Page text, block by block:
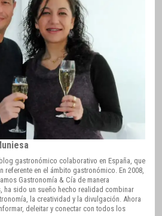
gastronómico colaborativo en España, que
referente en el ámbito gastronómico. En 2008,
Gastronomía & Cía de manera
ha sido un sueño hecho realidad combinar
la creatividad y la divulgación. Ahora
deleitar y conectar con todos los